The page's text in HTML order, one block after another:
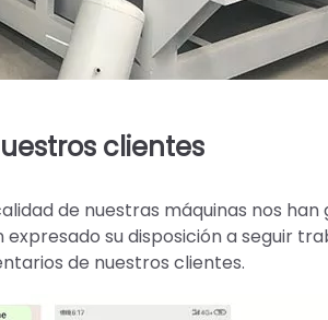
clientes
de nuestras máquinas nos
su disposición a seguir
de nuestros clientes.